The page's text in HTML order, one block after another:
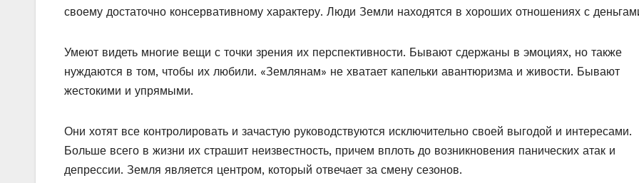
своему достаточно консервативному характеру. Люди Земли находятся в хороших отношениях с
Умеют видеть многие вещи с точки зрения их перспективности. Бывают сдержаны в эмоциях, но также
нуждаются в том, чтобы их любили. «Землянам» не хватает капельки авантюризма и живости. Бывают
жестокими и упрямыми.
Они хотят все контролировать и зачастую руководствуются исключительно своей выгодой и интересами.
Больше всего в жизни их страшит неизвестность, причем вплоть до возникновения панических атак и
депрессии. Земля является центром, который отвечает за смену сезонов.